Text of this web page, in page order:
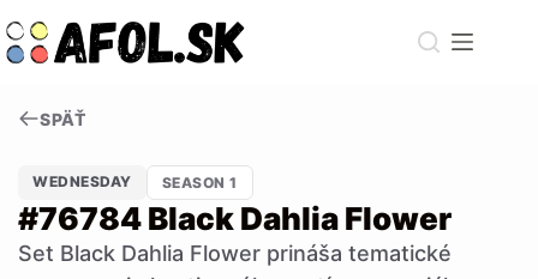
to
content
SPÄŤ
WEDNESDAY SEASON 1
#76784 Black Dahlia Flower
Set Black Dahlia Flower prináša tematické